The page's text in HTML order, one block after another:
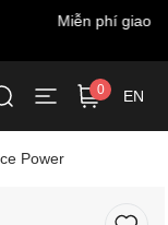
VNĐ*
0 EN
Power